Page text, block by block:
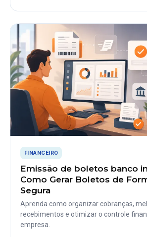
FINANCEIRO
Emissão de boletos banco
Como Gerar Boletos de
Segura
Aprenda como organizar cobranças,
recebimentos e otimizar o controle
empresa.